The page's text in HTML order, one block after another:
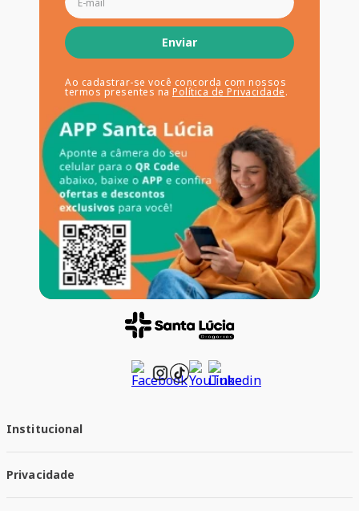
Enviar
Ao cadastrar-se você concorda com nossos
termos presentes na Política de Privacidade.
Institucional
Trabalhe conosco
Responsabilidade Social
Privacidade